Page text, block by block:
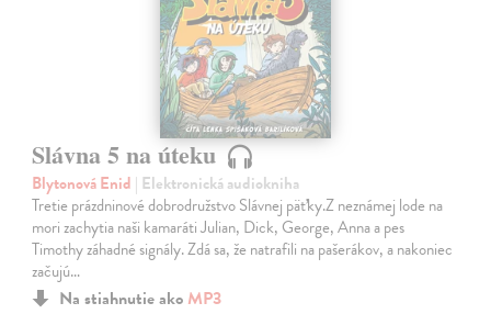
Slávna 5 na úteku
Blytonová Enid | Elektronická audiokniha
Tretie prázdninové dobrodružstvo Slávnej päťky.Z neznámej lode na
mori zachytia naši kamaráti Julian, Dick, George, Anna a pes
Timothy záhadné signály. Zdá sa, že natrafili na pašerákov, a nakoniec
začujú…
Na stiahnutie ako MP3